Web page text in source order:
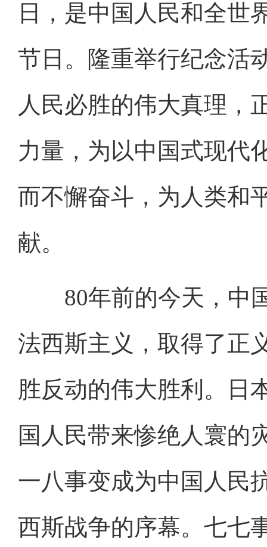
日，是中国人民和全世
节日。隆重举行纪念活
人民必胜的伟大真理，
力量，为以中国式现代
而不懈奋斗，为人类和
献。
80年前的今天，中国
法西斯主义，取得了正
胜反动的伟大胜利。日
国人民带来惨绝人寰的
一八事变成为中国人民
西斯战争的序幕。七七